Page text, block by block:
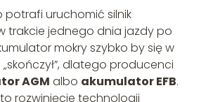
uruchomić silnik
trakcie jednego dnia jazdy po
mokry szybko by się w
dlatego producenci
AGM albo akumulator EFB.
rozwinięcie technologii